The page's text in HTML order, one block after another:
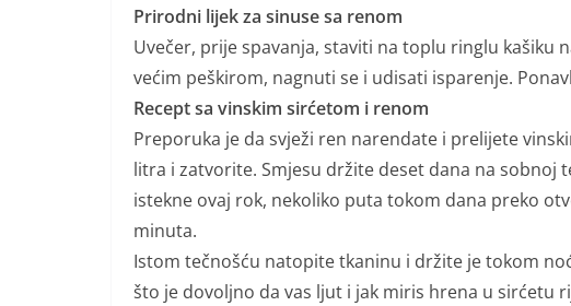
Prirodni lijek za sinuse sa renom
Uvečer, prije spavanja, staviti na toplu ringlu kašiku
većim peškirom, nagnuti se i udisati isparenje.
Recept sa vinskim sirćetom i renom
Preporuka je da svježi ren narendate i prelijete
litra i zatvorite. Smjesu držite deset dana na sobnoj
istekne ovaj rok, nekoliko puta tokom dana preko
minuta.
Istom tečnošću natopite tkaninu i držite je tokom
što je dovoljno da vas ljut i jak miris hrena u sirćetu